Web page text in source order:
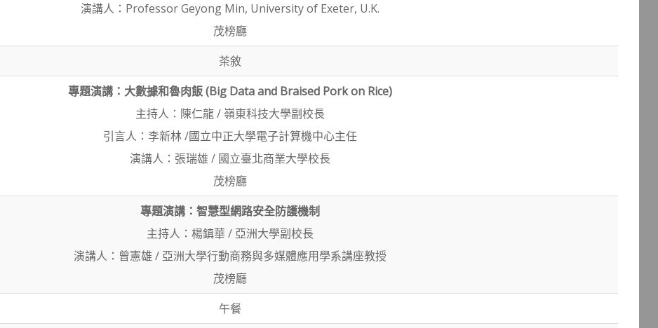
演講人：Professor Geyong Min, University of Exeter, U.K.
茂榜廳
茶敘
專題演講：大數據和魯肉飯 (Big Data and Braised Pork on Rice)
主持人：陳仁龍 / 嶺東科技大學副校長
引言人：李新林 /國立中正大學電子計算機中心主任
演講人：張瑞雄 / 國立臺北商業大學校長
茂榜廳
專題演講：智慧型網路安全防護機制
主持人：楊鎮華 / 亞洲大學副校長
演講人：曾憲雄 / 亞洲大學行動商務與多媒體應用學系講座教授
茂榜廳
午餐